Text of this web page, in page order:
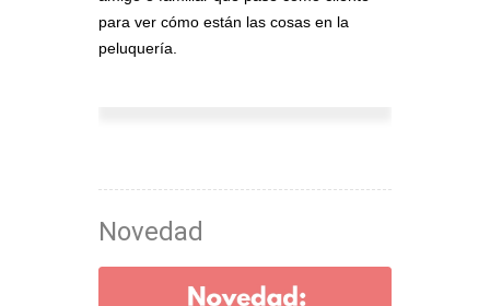
para ver cómo están las cosas en la
peluquería.
Novedad